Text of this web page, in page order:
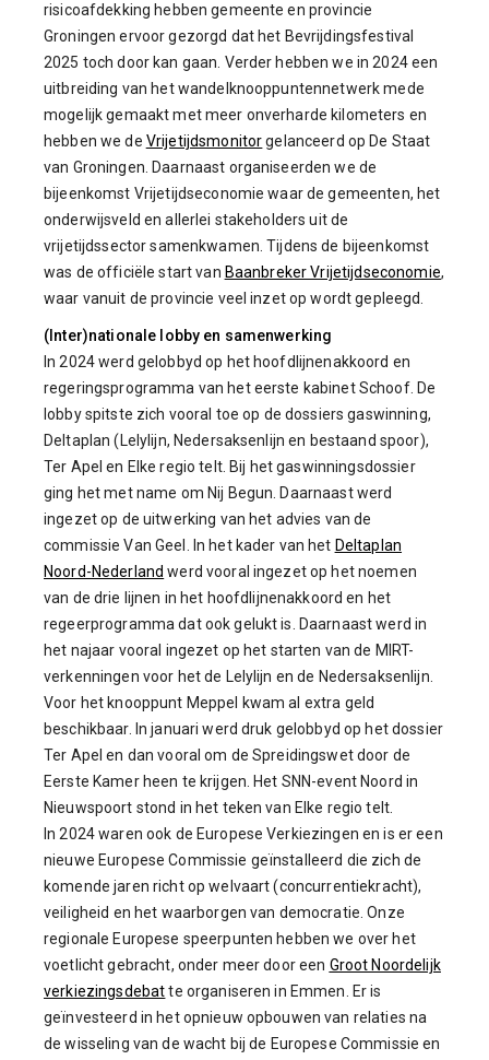
risicoafdekking hebben gemeente en provincie
Groningen ervoor gezorgd dat het Bevrijdingsfestival
2025 toch door kan gaan. Verder hebben we in 2024 een
uitbreiding van het wandelknooppuntennetwerk mede
mogelijk gemaakt met meer onverharde kilometers en
hebben we de Vrijetijdsmonitorgelanceerd op De Staat
van Groningen. Daarnaast organiseerden we de
bijeenkomst Vrijetijdseconomie waar de gemeenten, het
onderwijsveld en allerlei stakeholders uit de
vrijetijdssector samenkwamen. Tijdens de bijeenkomst
was de officiële start van Baanbreker Vrijetijdseconomie,
waar vanuit de provincie veel inzet op wordt gepleegd.
(Inter)nationale lobby en samenwerking
In 2024 werd gelobbyd op het hoofdlijnenakkoord en
regeringsprogramma van het eerste kabinet Schoof. De
lobby spitste zich vooral toe op de dossiers gaswinning,
Deltaplan (Lelylijn, Nedersaksenlijn en bestaand spoor),
Ter Apel en Elke regio telt. Bij het gaswinningsdossier
ging het met name om Nij Begun. Daarnaast werd
ingezet op de uitwerking van het advies van de
commissie Van Geel. In het kader van het Deltaplan
Noord-Nederland werd vooral ingezet op het noemen
van de drie lijnen in het hoofdlijnenakkoord en het
regeerprogramma dat ook gelukt is. Daarnaast werd in
het najaar vooral ingezet op het starten van de MIRT-
verkenningen voor het de Lelylijn en de Nedersaksenlijn.
Voor het knooppunt Meppel kwam al extra geld
beschikbaar. In januari werd druk gelobbyd op het dossier
Ter Apel en dan vooral om de Spreidingswet door de
Eerste Kamer heen te krijgen. Het SNN-event Noord in
Nieuwspoort stond in het teken van Elke regio telt.
In 2024 waren ook de Europese Verkiezingen en is er een
nieuwe Europese Commissie geïnstalleerd die zich de
komende jaren richt op welvaart (concurrentiekracht),
veiligheid en het waarborgen van democratie. Onze
regionale Europese speerpunten hebben we over het
voetlicht gebracht, onder meer door een Groot Noordelijk
verkiezingsdebatte organiseren in Emmen. Er is
geïnvesteerd in het opnieuw opbouwen van relaties na
de wisseling van de wacht bij de Europese Commissie en